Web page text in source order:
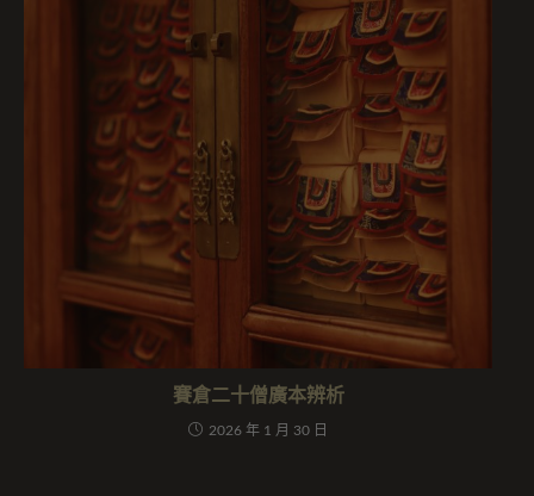
賽倉二十僧廣本辨析
2026 年 1 月 30 日